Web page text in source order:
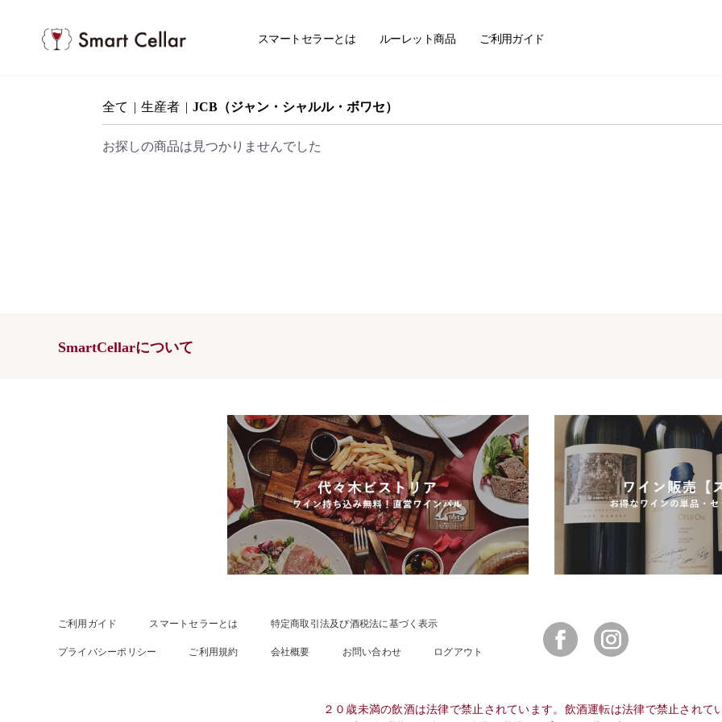
スマートセラー
スマートセラーとは ルーレット商品 ご利用ガイド
全て | 生産者 | JCB（ジャン・シャルル・ボワセ）
お探しの商品は見つかりませんでした
SmartCellarについて
ご利用ガイド スマートセラーとは 特定商取引法及び酒税法に基づく表示
プライバシーポリシー ご利用規約 会社概要 お問い合わせ ログアウト
Facebook
２０歳未満の飲酒は法律で禁止されています。飲酒運転は法律で禁止されて